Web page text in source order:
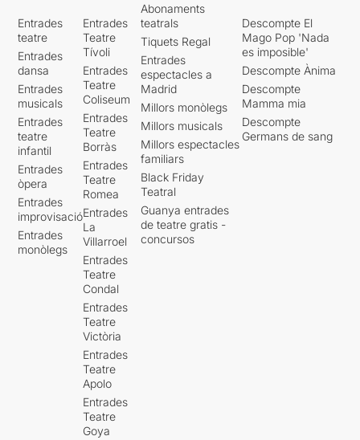
Entrades
teatre
Entrades
dansa
Entrades
musicals
Entrades
teatre
infantil
Entrades
òpera
Entrades
improvisació
Entrades
monòlegs
Entrades
Teatre
Tívoli
Entrades
Teatre
Coliseum
Entrades
Teatre
Borràs
Entrades
Teatre
Romea
Entrades
La
Villarroel
Entrades
Teatre
Condal
Entrades
Teatre
Victòria
Entrades
Teatre
Apolo
Entrades
Teatre
Goya
Abonaments
teatrals
Tiquets Regal
Entrades
espectacles a
Madrid
Millors monòlegs
Millors musicals
Millors espectacles
familiars
Black Friday
Teatral
Guanya entrades
de teatre gratis -
concursos
Descompte El
Mago Pop 'Nada
es imposible'
Descompte Ànima
Descompte
Mamma mia
Descompte
Germans de sang